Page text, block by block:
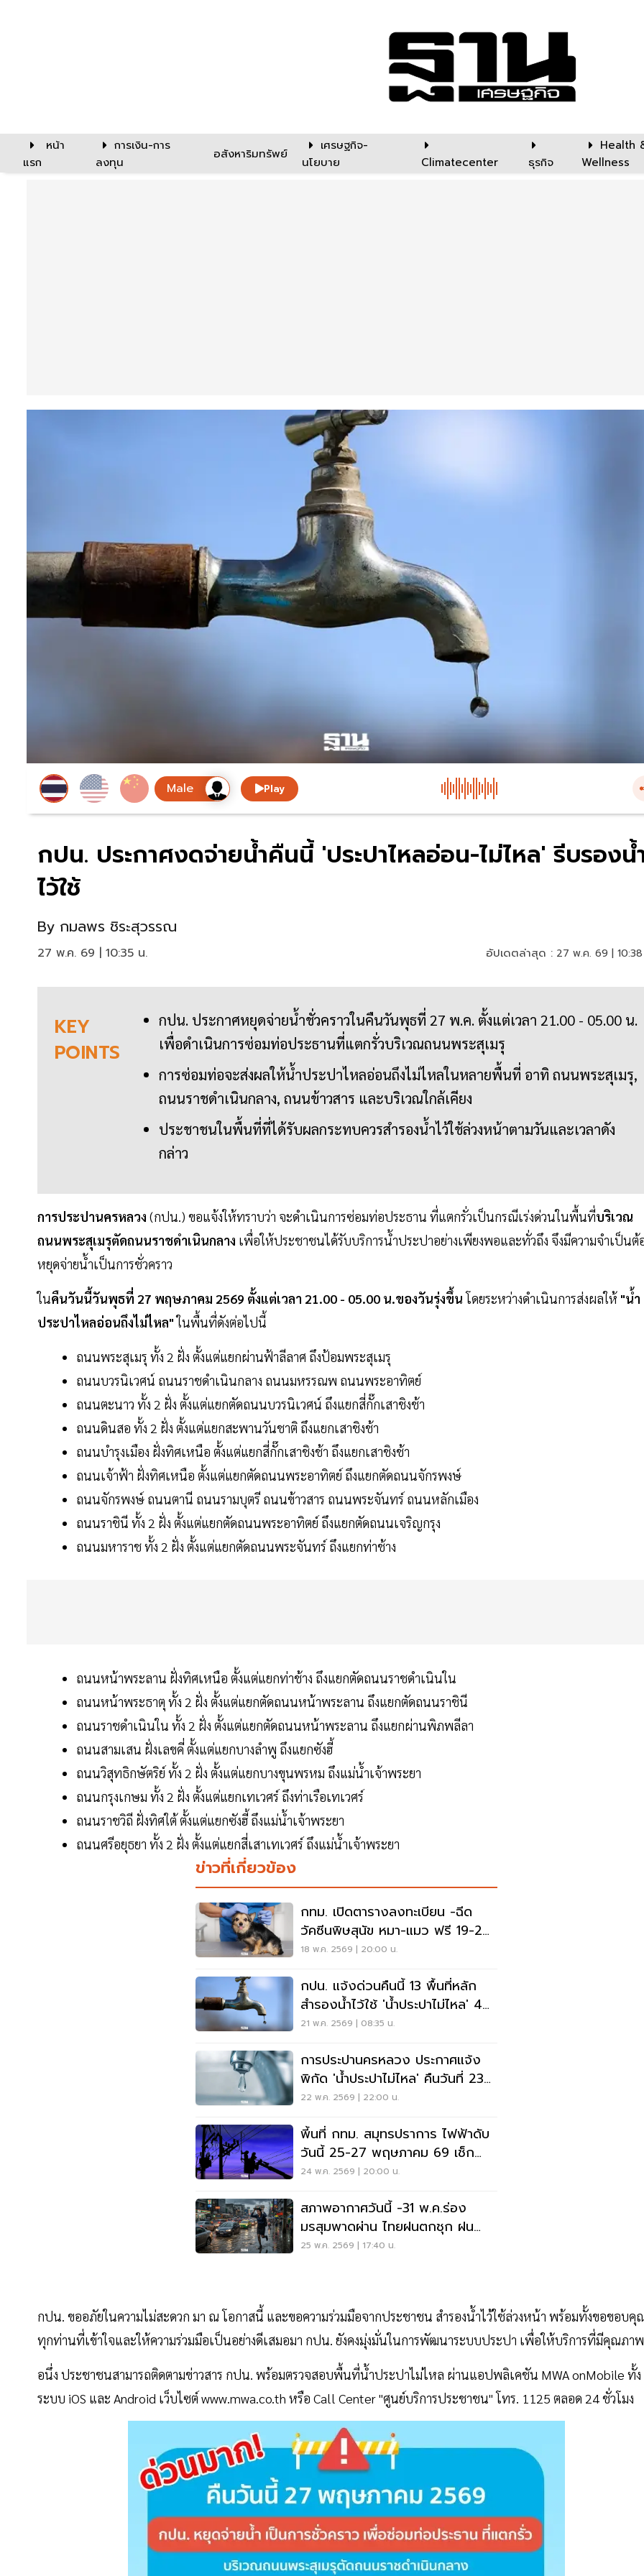
หน้า
แรก
การเงิน-การ
ลงทุน
อสังหาริมทรัพย์
เศรษฐกิจ-
นโยบาย
Climatecenter ธุรกิจ
Health
Wellness
Play
กปน. ประกาศงดจ่ายน้ำคืนนี้ 'ประปาไหลอ่อน-ไม่ไหล' รีบรองน้
ไว้ใช้
By กมลพร ชิระสุวรรณ
27 พ.ค. 69 | 10:35 น. อัปเดตล่าสุด : 27 พ.ค. 69 |
KEY
POINTS
กปน. ประกาศหยุดจ่ายน้ำชั่วคราวในคืนวันพุธที่ 27 พ.ค. ตั้งแต่เวลา 21.00 - 05.00 น.
เพื่อดำเนินการซ่อมท่อประธานที่แตกรั่วบริเวณถนนพระสุเมรุ
การซ่อมท่อจะส่งผลให้น้ำประปาไหลอ่อนถึงไม่ไหลในหลายพื้นที่ อาทิ ถนนพระสุเมรุ,
ถนนราชดำเนินกลาง, ถนนข้าวสาร และบริเวณใกล้เคียง
ประชาชนในพื้นที่ที่ได้รับผลกระทบควรสำรองน้ำไว้ใช้ล่วงหน้าตามวันและเวลาดัง
กล่าว
การประปานครหลวง (กปน.) ขอแจ้งให้ทราบว่า จะดำเนินการซ่อมท่อประธาน ที่แตกรั่วเป็นกรณีเร่งด่วนในพื้นที่บริเวณ
ถนนพระสุเมรุตัดถนนราชดำเนินกลาง เพื่อให้ประชาชนได้รับบริการน้ำประปาอย่างเพียงพอและทั่วถึง จึงมีความจำเป็นต้
หยุดจ่ายน้ำเป็นการชั่วคราว
ในคืนวันนี้วันพุธที่ 27 พฤษภาคม 2569 ตั้งแต่เวลา 21.00 - 05.00 น.ของวันรุ่งขึ้นโดยระหว่างดำเนินการส่งผลให้ "น้ำ
ประปาไหลอ่อนถึงไม่ไหล"ในพื้นที่ดังต่อไปนี้
ถนนพระสุเมรุ ทั้ง 2 ฝั่ง ตั้งแต่แยกผ่านฟ้าลีลาศ ถึงป้อมพระสุเมรุ
ถนนบวรนิเวศน์ ถนนราชดำเนินกลาง ถนนมหรรณพ ถนนพระอาทิตย์
ถนนตะนาว ทั้ง 2 ฝั่ง ตั้งแต่แยกตัดถนนบวรนิเวศน์ ถึงแยกสี่กั๊กเสาชิงช้า
ถนนดินสอ ทั้ง 2 ฝั่ง ตั้งแต่แยกสะพานวันชาติ ถึงแยกเสาชิงช้า
ถนนบำรุงเมือง ฝั่งทิศเหนือ ตั้งแต่แยกสี่กั๊กเสาชิงช้า ถึงแยกเสาชิงช้า
ถนนเจ้าฟ้า ฝั่งทิศเหนือ ตั้งแต่แยกตัดถนนพระอาทิตย์ ถึงแยกตัดถนนจักรพงษ์
ถนนจักรพงษ์ ถนนตานี ถนนรามบุตรี ถนนข้าวสาร ถนนพระจันทร์ ถนนหลักเมือง
ถนนราชินี ทั้ง 2 ฝั่ง ตั้งแต่แยกตัดถนนพระอาทิตย์ ถึงแยกตัดถนนเจริญกรุง
ถนนมหาราช ทั้ง 2 ฝั่ง ตั้งแต่แยกตัดถนนพระจันทร์ ถึงแยกท่าช้าง
ถนนหน้าพระลาน ฝั่งทิศเหนือ ตั้งแต่แยกท่าช้าง ถึงแยกตัดถนนราชดำเนินใน
ถนนหน้าพระธาตุ ทั้ง 2 ฝั่ง ตั้งแต่แยกตัดถนนหน้าพระลาน ถึงแยกตัดถนนราชินี
ถนนราชดำเนินใน ทั้ง 2 ฝั่ง ตั้งแต่แยกตัดถนนหน้าพระลาน ถึงแยกผ่านพิภพลีลา
ถนนสามเสน ฝั่งเลขคี่ ตั้งแต่แยกบางลำพู ถึงแยกซังฮี้
ถนนวิสุทธิกษัตริย์ ทั้ง 2 ฝั่ง ตั้งแต่แยกบางขุนพรหม ถึงแม่น้ำเจ้าพระยา
ถนนกรุงเกษม ทั้ง 2 ฝั่ง ตั้งแต่แยกเทเวศร์ ถึงท่าเรือเทเวศร์
ถนนราชวิถี ฝั่งทิศใต้ ตั้งแต่แยกซังฮี้ ถึงแม่น้ำเจ้าพระยา
ถนนศรีอยุธยา ทั้ง 2 ฝั่ง ตั้งแต่แยกสี่เสาเทเวศร์ ถึงแม่น้ำเจ้าพระยา
ข่าวที่เกี่ยวข้อง
กทม. เปิดตารางลงทะเบียน -ฉีด
วัคซีนพิษสุนัข หมา-แมว ฟรี 19-24
พ.ค. 69
18 พ.ค. 2569 | 20:00 น.
กปน. แจ้งด่วนคืนนี้ 13 พื้นที่หลัก
สำรองน้ำไว้ใช้ 'น้ำประปาไม่ไหล' 4
ทุ่ม- 9 โมงเช้า
21 พ.ค. 2569 | 08:35 น.
การประปานครหลวง ประกาศแจ้ง
พิกัด 'น้ำประปาไม่ไหล' คืนวันที่ 23
พ.ค.นี้
22 พ.ค. 2569 | 22:00 น.
พี้นที่ กทม. สมุทรปราการ ไฟฟ้าดับ
วันนี้ 25-27 พฤษภาคม 69 เช็ก
พิกัดที่นี่
24 พ.ค. 2569 | 20:00 น.
สภาพอากาศวันนี้ -31 พ.ค.ร่อง
มรสุมพาดผ่าน ไทยฝนตกชุก ฝน
ตกหนักบางแห่ง
25 พ.ค. 2569 | 17:40 น.
กปน. ขออภัยในความไม่สะดวก มา ณ โอกาสนี้ และขอความร่วมมือจากประชาชน สำรองน้ำไว้ใช้ล่วงหน้า พร้อมทั้งขอขอบคุ
ทุกท่านที่เข้าใจและให้ความร่วมมือเป็นอย่างดีเสมอมา กปน. ยังคงมุ่งมั่นในการพัฒนาระบบประปา เพื่อให้บริการที่มีคุณภา
อนึ่ง ประชาชนสามารถติดตามข่าวสาร กปน. พร้อมตรวจสอบพื้นที่น้ำประปาไม่ไหล ผ่านแอปพลิเคชัน MWA onMobile ทั้ง
ระบบ iOS และ Android เว็บไซต์ www.mwa.co.th หรือ Call Center "ศูนย์บริการประชาชน" โทร. 1125 ตลอด 24 ชั่วโมง